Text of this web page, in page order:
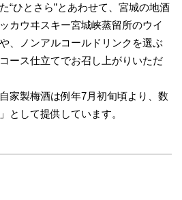
“ひとさら”とあわせて、宮城の地酒
カウヰスキー宮城峡蒸留所のウイ
、ノンアルコールドリンクを選ぶ
ース仕立てでお召し上がりいただ
家製梅酒は例年7月初旬頃より、数
として提供しています。